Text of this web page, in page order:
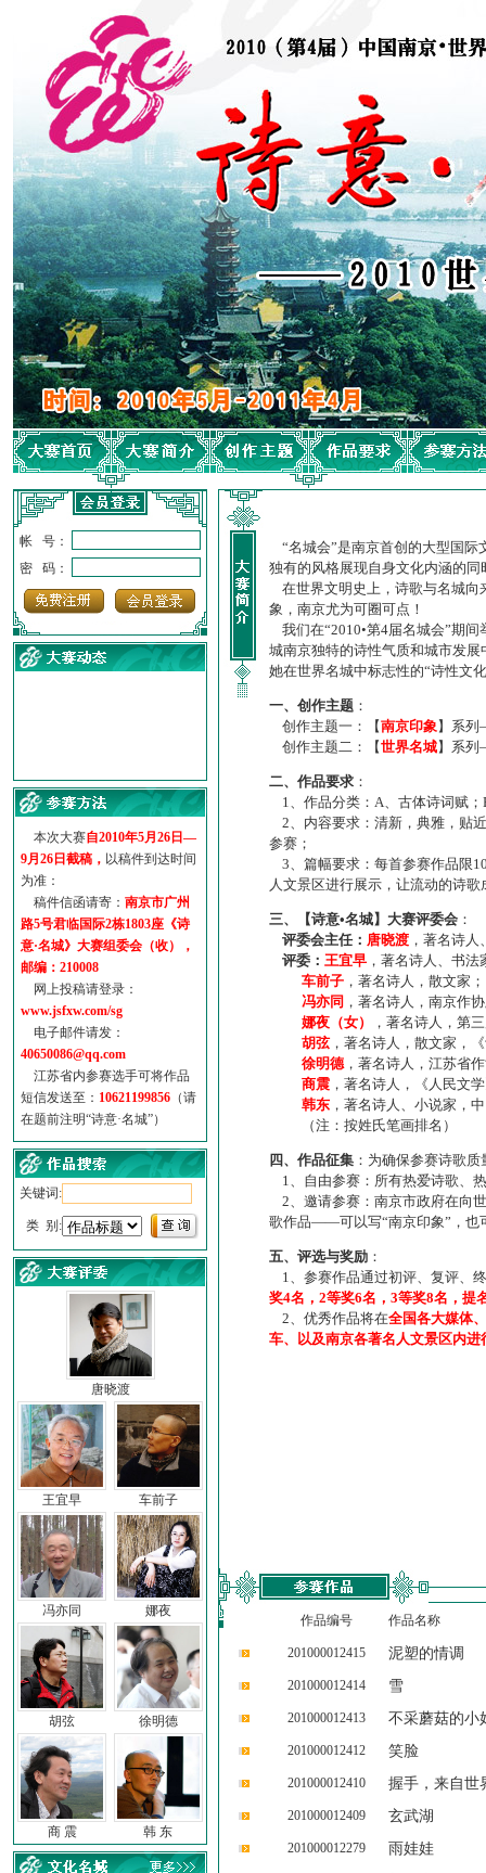
帐 号：
密 码：
·【诗意·名城】地铁展示作...
诗意名城·地铁时间
地铁完美呈现【诗意·名城...
参赛作品多达5000多首
“诗意·名城”晒诗会
特别通知--致广大诗词爱好...
本次大赛自2010年5月26日—
9月26日截稿， 以稿件到达时间
为准：
稿件信函请寄： 南京市广州
路5号君临国际2栋1803座《诗
意·名城》大赛组委会（收），
邮编：210008
网上投稿请登录：
www.jsfxw.com/sg
电子邮件请发：
40650086@qq.com
江苏省内参赛选手可将作品
短信发送至： 10621199856 （请
在题前注明“诗意·名城”）
关键词:
类 别:
唐晓渡
王宜早 车前子
冯亦同 娜夜
胡弦 徐明德
商 震 韩 东
“名城会”是南京首创的大型国际
独有的风格展现自身文化内涵的
在世界文明史上，诗歌与名城向
象，南京尤为可圈可点！
我们在“2010•第4届名城会”期
城南京独特的诗性气质和城市发
她在世界名城中标志性的“诗性文
一、创作主题 ：
创作主题一：【南京印象】系
创作主题二：【世界名城】系
二、作品要求 ：
1、作品分类：A、古体诗词赋；
2、内容要求：清新，典雅，贴
参赛；
3、篇幅要求：每首参赛作品限
人文景区进行展示，让流动的诗
三、【诗意•名城】大赛评委会 ：
评委会主任： 唐晓渡 ，著名诗
评委： 王宜早 ，著名诗人、书
车前子 ，著名诗人，散文家；
冯亦同 ，著名诗人，南京作
娜夜（女）
，著名诗人，第
胡弦，著名诗人，散文家，
徐明德，著名诗人，江苏省
商震 ，著名诗人，《人民文
韩东 ，著名诗人、小说家，
（注：按姓氏笔画排名）
四、作品征集 ：为确保参赛诗歌
1、自由参赛：所有热爱诗歌、
2、邀请参赛：南京市政府在向
歌作品——可以写“南京印象”，也
五、评选与奖励 ：
1、参赛作品通过初评、复评、
奖4名，2等奖6名，3等奖8名，提
2、优秀作品将在全国各大媒体
车、以及南京各著名人文景区内进
作品编号 作品名称
201000012415 泥塑的情调
201000012414 雪
201000012413 不采蘑菇的小
201000012412 笑脸
201000012410 握手，来自世
201000012409 玄武湖
201000012279 雨娃娃